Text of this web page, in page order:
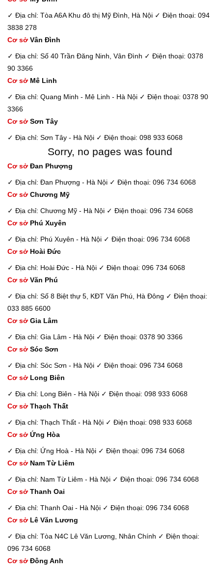
✓ Địa chỉ: Tòa A6A Khu đô thị Mỹ Đình, Hà Nội ✓ Điện thoại: 094
3838 278
Cơ sở Vân Đình
✓ Địa chỉ: Số 40 Trần Đăng Ninh, Vân Đình ✓ Điện thoại: 0378
90 3366
Cơ sở Mê Linh
✓ Địa chỉ: Quang Minh - Mê Linh - Hà Nội ✓ Điện thoại: 0378 90
3366
Cơ sở Sơn Tây
✓ Địa chỉ: Sơn Tây - Hà Nội ✓ Điện thoại: 098 933 6068
Sorry, no pages was found
Cơ sở Đan Phượng
✓ Địa chỉ: Đan Phượng - Hà Nội ✓ Điện thoại: 096 734 6068
Cơ sở Chương Mỹ
✓ Địa chỉ: Chương Mỹ - Hà Nội ✓ Điện thoại: 096 734 6068
Cơ sở Phú Xuyên
✓ Địa chỉ: Phú Xuyên - Hà Nội ✓ Điện thoại: 096 734 6068
Cơ sở Hoài Đức
✓ Địa chỉ: Hoài Đức - Hà Nội ✓ Điện thoại: 096 734 6068
Cơ sở Văn Phú
✓ Địa chỉ: Số 8 Biệt thự 5, KĐT Văn Phú, Hà Đông ✓ Điện thoại:
033 885 6600
Cơ sở Gia Lâm
✓ Địa chỉ: Gia Lâm - Hà Nội ✓ Điện thoại: 0378 90 3366
Cơ sở Sóc Sơn
✓ Địa chỉ: Sóc Sơn - Hà Nội ✓ Điện thoại: 096 734 6068
Cơ sở Long Biên
✓ Địa chỉ: Long Biên - Hà Nội ✓ Điện thoại: 098 933 6068
Cơ sở Thạch Thất
✓ Địa chỉ: Thạch Thất - Hà Nội ✓ Điện thoại: 098 933 6068
Cơ sở Ứng Hòa
✓ Địa chỉ: Ứng Hoà - Hà Nội ✓ Điện thoại: 096 734 6068
Cơ sở Nam Từ Liêm
✓ Địa chỉ: Nam Từ Liêm - Hà Nội ✓ Điện thoại: 096 734 6068
Cơ sở Thanh Oai
✓ Địa chỉ: Thanh Oai - Hà Nội ✓ Điện thoại: 096 734 6068
Cơ sở Lê Văn Lương
✓ Địa chỉ: Tòa N4C Lê Văn Lương, Nhân Chính ✓ Điện thoại:
096 734 6068
Cơ sở Đông Anh